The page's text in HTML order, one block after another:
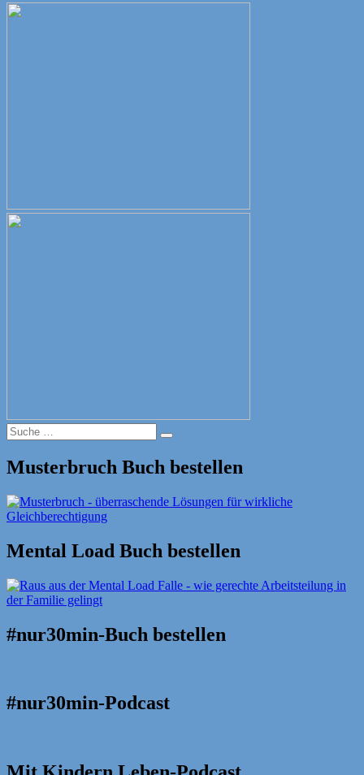
Suche
nach:
Suche
Musterbruch Buch bestellen
Mental Load Buch bestellen
#nur30min-Buch bestellen
#nur30min-Podcast